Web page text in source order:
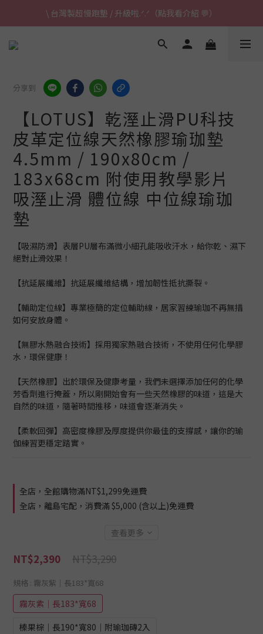
\ 台灣製超慢跑墊 / 升級啦.ᐟ.ᐟ（點我看介紹 💬）
✈ 港澳免運｜滿HK$1,239免運 (指定商品)
\ 台灣製超慢跑墊 / 升級啦.ᐟ.ᐟ（點我看介紹 💬）
分享到
【LOTUS】乾溼止滑PU科技
皮革定位線天然橡膠瑜珈墊
4.5mm / 190x80cm /
183x68cm 附使用教學影片
吸溼止滑 體位線 中位線瑜珈
墊
【吸濕防滑】表層PU層布滿微小細孔能吸收汗水，給你乾、濕下
絕對止滑效果！
【抗延展纖維】抗延展纖維結構，增加韌性抵抗撕裂。
【輔助定位線】專業極簡的定位輔助線，居家習練瑜珈不再無措
如何安放身體。
【無膠水熱融合技術】採用獨家熱融合技術，不使用任何化學膠
水，環保健康！
【天然橡膠】出於環保及健康考量，我們未選擇添加任何的化學
芳香劑進行掩蓋，所以剛開始會有一些天然橡膠的味道，這是大
自然的味道，隨著時間推移，味道會逐漸消失。
【柔軟回彈】高密度橡膠及厚度提供你最佳的支撐感，讓你的瑜
伽練習更穩定踏實。
全店，全館購物滿NT$1,299免運費
全店，離島宅配，消費滿 $5,000 (含以上)免運費
查看更多
NT$3,290
NT$2,390
規格 : 霧灰紫│長183*寬68
霧灰紫│長183*寬68
榛果棕│長190*寬80│附瑜珈磚2入